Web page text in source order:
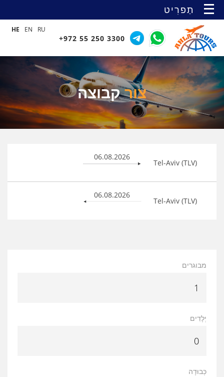
תַפרִיט
+972 55 250 3300
RU
EN
HE
צורקבוצה
Tel-Aviv (TLV)
06.08.2026
Tel-Aviv (TLV)
06.08.2026
מבוגרים
יְלָדִים
כְּבוּדָה